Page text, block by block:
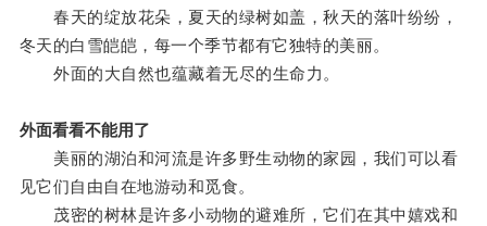
春天的绽放花朵，夏天的绿树如盖，秋天的落叶纷纷，
冬天的白雪皑皑，每一个季节都有它独特的美丽。
外面的大自然也蕴藏着无尽的生命力。
外面看看不能用了
美丽的湖泊和河流是许多野生动物的家园，我们可以看
见它们自由自在地游动和觅食。
茂密的树林是许多小动物的避难所，它们在其中嬉戏和